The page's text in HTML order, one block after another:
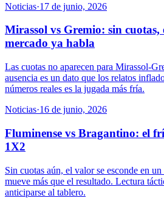
Noticias·17 de junio, 2026
Mirassol vs Gremio: sin cuotas,
mercado ya habla
Las cuotas no aparecen para Mirassol-
ausencia es un dato que los relatos
números reales es la jugada más fría.
Noticias·16 de junio, 2026
Fluminense vs Bragantino: el
1X2
Sin cuotas aún, el valor se esconde en
mueve más que el resultado. Lectura
anticiparse al tablero.